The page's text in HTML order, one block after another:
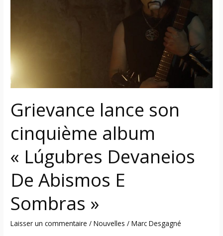
Grievance lance son
cinquième album
« Lúgubres Devaneios
De Abismos E
Sombras »
Laisser un commentaire /Nouvelles /Marc Desgagné
De
Abismos
E
Sombras »